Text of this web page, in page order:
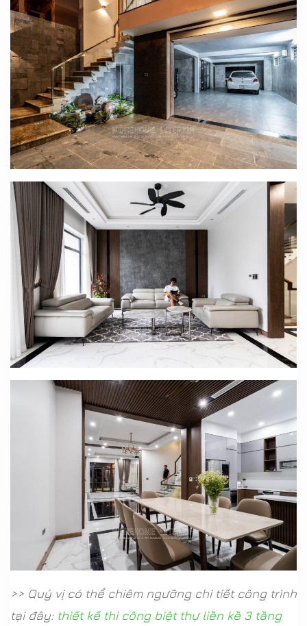
>> Quý vị có thể chiêm ngưỡng chi tiết công trình
tại đây: thiết kế thi công biệt thự liền kề 3 tầng